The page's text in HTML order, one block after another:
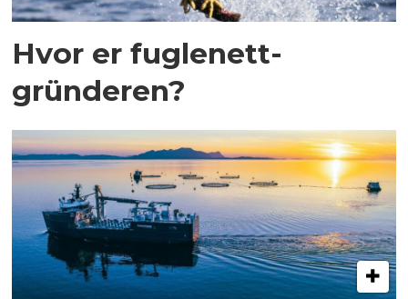
Hvor er fuglenett-
gründeren?